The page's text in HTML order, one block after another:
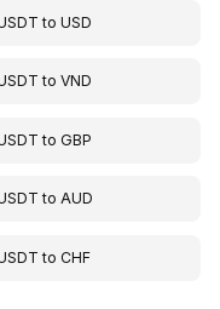
toUSD
toVND
toGBP
toAUD
toCHF